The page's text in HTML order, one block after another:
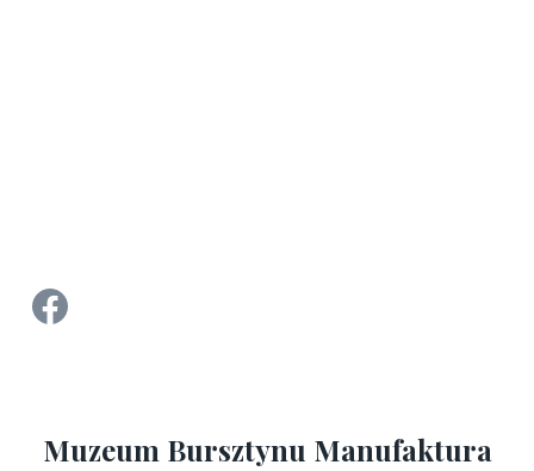
Strona Facebook Manufaktura Bursztynu - Muzeum Bursztynu w Kołobrzegu
Muzeum Bursztynu Manufaktura